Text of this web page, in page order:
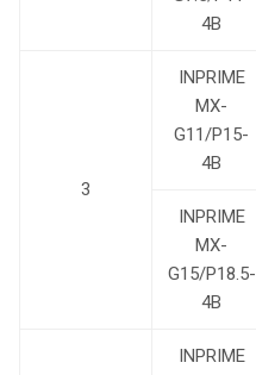
4B
3
INPRIME
MX-
G11/P15-
4B
INPRIME
MX-
G15/P18.5-
4B
INPRIME